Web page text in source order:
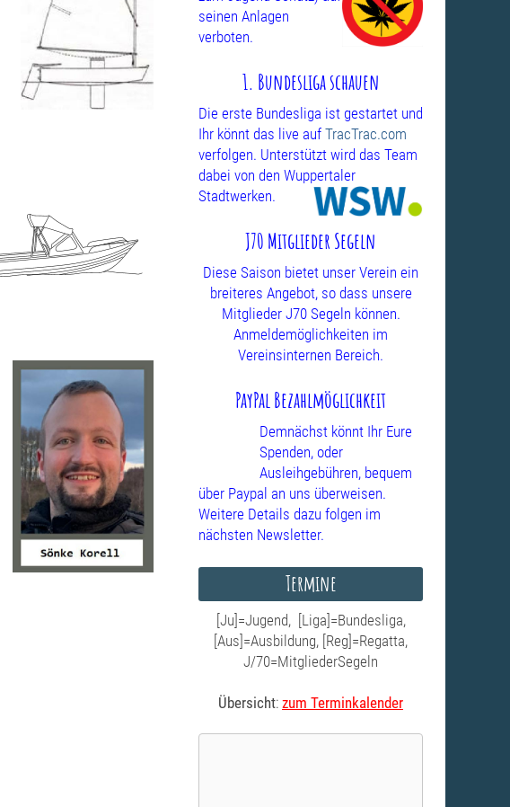
seinen Anlagen
verboten.
1. Bundesliga schauen
Die erste Bundesliga ist gestartet und
Ihr könnt das live auf TracTrac.com
verfolgen. Unterstützt wird das Team
dabei von den Wuppertaler
Stadtwerken.
J70 Mitglieder Segeln
Diese Saison bietet unser Verein ein
breiteres Angebot, so dass unsere
Mitglieder J70 Segeln können.
Anmeldemöglichkeiten im
Vereinsinternen Bereich.
PayPal Bezahlmöglichkeit
Demnächst könnt Ihr Eure
Spenden, oder
Ausleihgebühren, bequem
über Paypal an uns überweisen.
Weitere Details dazu folgen im
nächsten Newsletter.
Termine
[Ju]=Jugend, [Liga]=Bundesliga,
[Aus]=Ausbildung, [Reg]=Regatta,
J/70=MitgliederSegeln
Übersicht: zum Terminkalender